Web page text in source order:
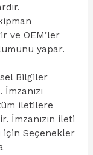
ve OEM’ler
yapar.
Bilgiler
iletilere
İmzanızın ileti
için Seçenekler